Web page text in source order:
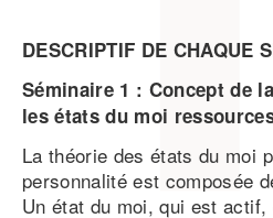
DESCRIPTIF DE CHAQUE
Séminaire 1 : Concept de
les états du moi
La théorie des états du moi
personnalité est composée
Un état du moi, qui est